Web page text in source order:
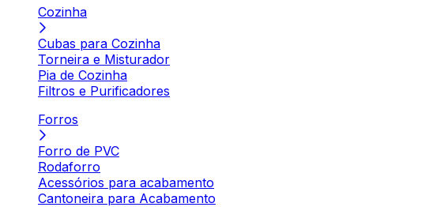
Cozinha
Cubas para Cozinha
Torneira e Misturador
Pia de Cozinha
Filtros e Purificadores
Forros
Forro de PVC
Rodaforro
Acessórios para acabamento
Cantoneira para Acabamento